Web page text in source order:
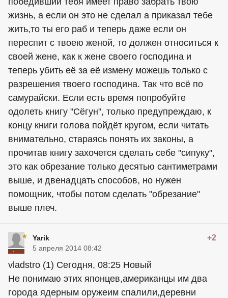
жизнь, а если он это не сделал а приказал тебе
жить,то ты его раб и теперь даже если он
переспит с твоею женой, то должен относиться к
своей жене, как к жене своего господина и
теперь убить её за её измену можешь только с
разрешения твоего господина. Так что всё по
самурайски. Если есть время попробуйте
одолеть книгу "Сёгун", только предупреждаю, к
концу книги голова пойдёт кругом, если читать
внимательно, стараясь понять их законы, а
прочитав книгу захочется сделать себе "сипуку",
это как обрезание только десятью сантиметрами
выше, и двенадцать способов, но нужен
помощник, чтобы потом сделать "обрезание"
выше плеч.
Yarik +2
5 апреля 2014 08:42
vladstro (1) Сегодня, 08:25 Новый
Не понимаю этих японцев,американцы им два
города ядерным оружеим спалили,деревни